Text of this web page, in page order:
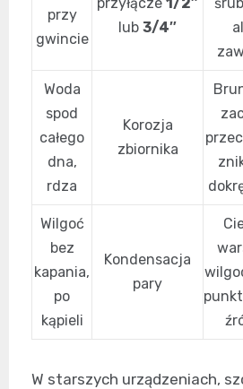
przy
gwincie
lub 3/4″
Woda
spod
całego
dna,
rdza
Korozja
zbiornika
Wilgoć
bez
kapania,
po
kąpieli
Kondensacja
pary
W starszych urządzeniach,